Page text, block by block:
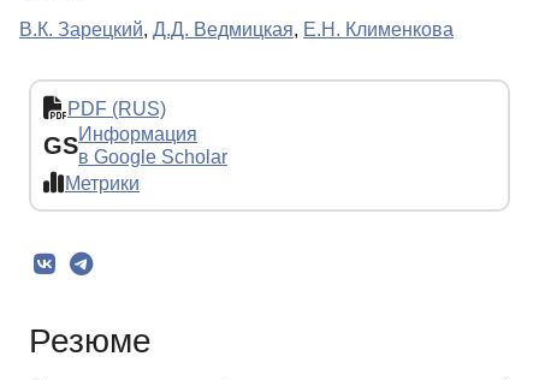
В.К. Зарецкий, Д.Д. Ведмицкая, Е.Н. Клименкова
PDF (RUS)
GSИнформация
в Google Scholar
Метрики
Резюме